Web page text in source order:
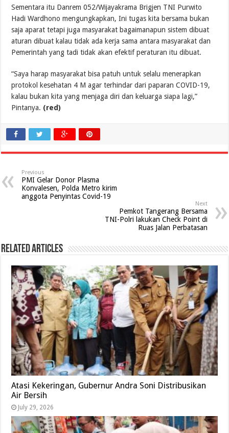
Sementara itu Danrem 052/Wijayakrama Brigjen TNI Purwito
Hadi Wardhono mengungkapkan, Ini tugas kita bersama bukan
saja aparat tetapi juga masyarakat bagaimanapun sistem dibuat
aturan dibuat kalau tidak ada kerja sama antara masyarakat dan
Pemerintah yang tadi tidak akan efektif peraturan itu dibuat.
“Saya harap masyarakat bisa patuh untuk selalu menerapkan
protokol kesehatan 4 M agar terhindar dari paparan COVID-19,
kalau bukan kita yang menjaga diri dan keluarga siapa lagi,”
Pintanya. (red)
Previous
PMI Gelar Donor Plasma
Konvalesen, Polda Metro kirim
anggota Penyintas Covid-19
Next
Pemkot Tangerang Bersama
TNI-Polri lakukan Check Point di
Ruas Jalan Perbatasan
Related Articles
Atasi Kekeringan, Gubernur Andra Soni Distribusikan
Air Bersih
July 29, 2026